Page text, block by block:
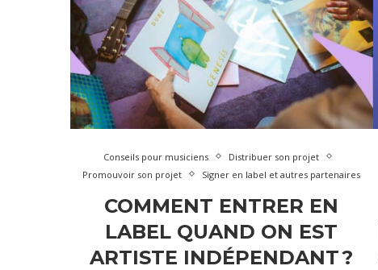
Conseils pour musiciens
Distribuer son projet
Promouvoir son projet
Signer en label et autres partenaires
COMMENT ENTRER EN
LABEL QUAND ON EST
ARTISTE INDÉPENDANT ?